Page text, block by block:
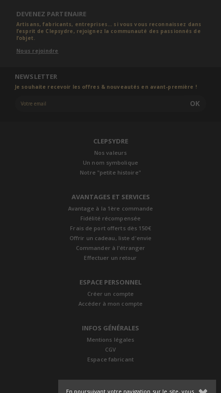
En poursuivant votre navigation sur le site, vous
DEVENEZ PARTENAIRE
Artisans, fabricants, entreprises... si vous vous reconnaissez dans
l’esprit de Clepsydre, rejoignez la communauté des passionnés de
l’objet.
Nous rejoindre
NEWSLETTER
Je souhaite recevoir les offres & nouveautés en avant-première !
OK
CLEPSYDRE
Nos valeurs
Un nom symbolique
Notre "petite histoire"
AVANTAGES ET SERVICES
Avantage à la 1ère commande
Fidélité récompensée
Frais de port offerts dès 150€
Offrir un cadeau, liste d'envie
Commander à l'étranger
Effectuer un retour
ESPACE PERSONNEL
Créer un compte
Accéder à mon compte
INFOS GÉNÉRALES
Mentions légales
CGV
Espace fabricant